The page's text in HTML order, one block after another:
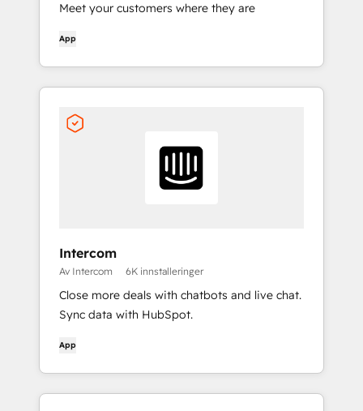
Meet your customers where they are
App
Intercom
Av Intercom 6K innstalleringer
Close more deals with chatbots and live chat.
Sync data with HubSpot.
App